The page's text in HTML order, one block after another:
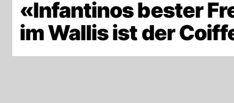
«Infantinos bester
im Wallis ist der